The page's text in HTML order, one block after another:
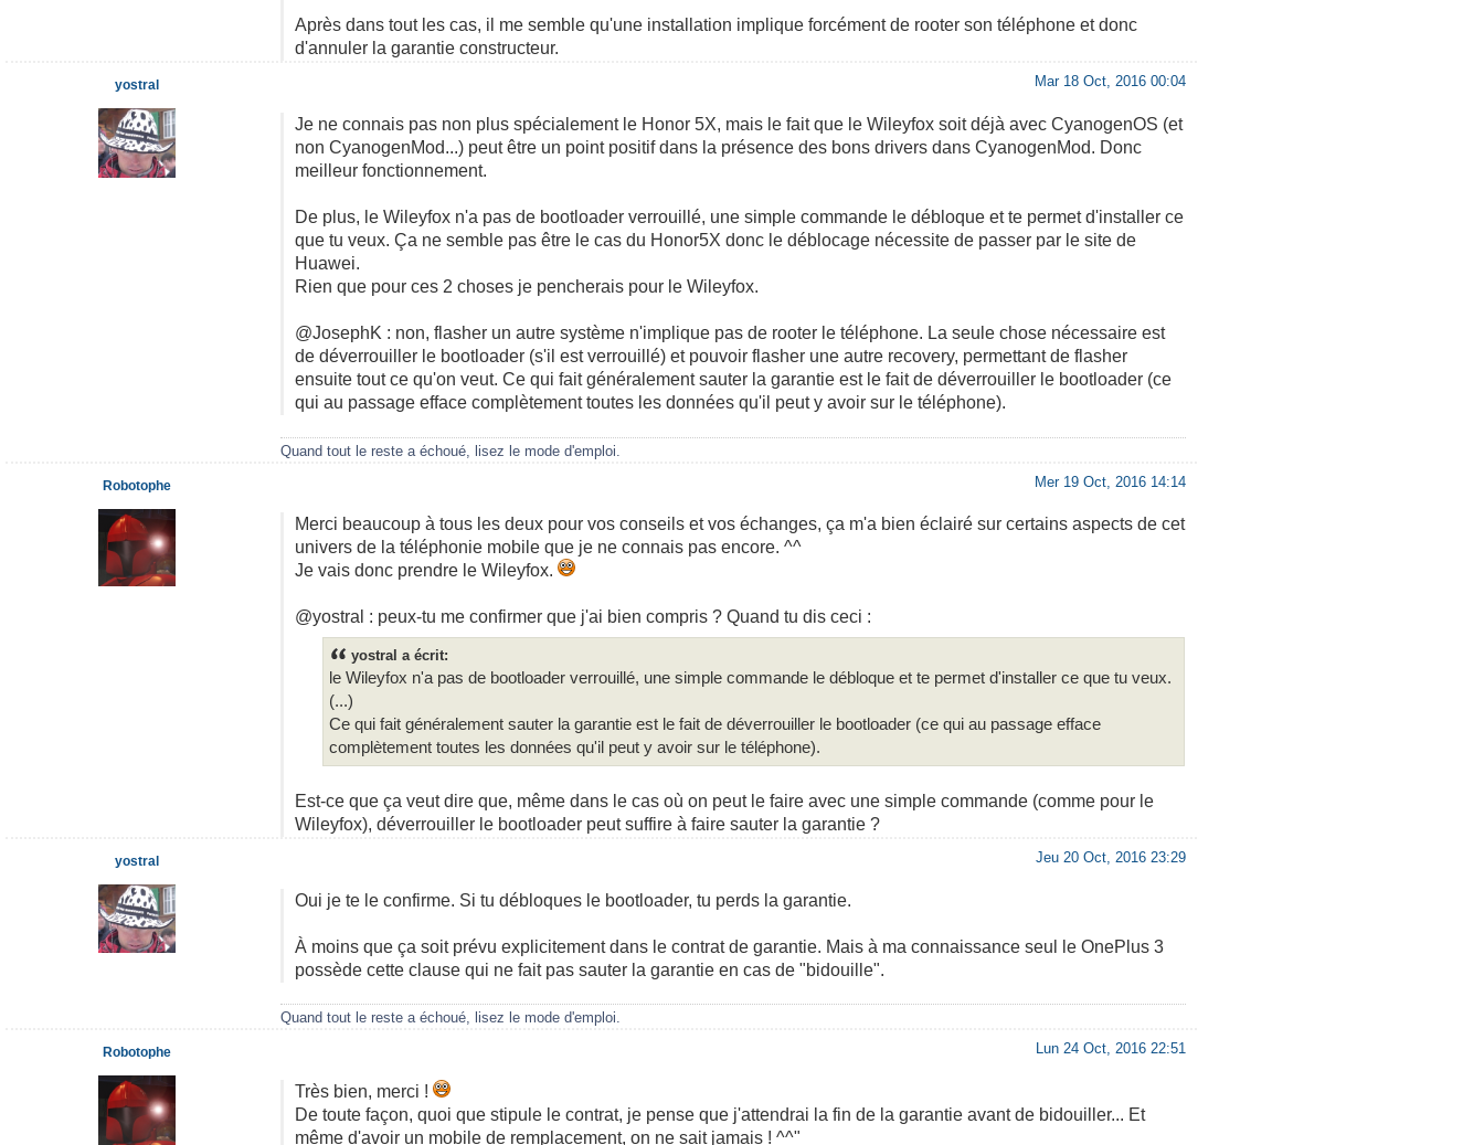
Après dans tout les cas, il me semble qu'une installation implique forcément de rooter son téléphone et donc
d'annuler la garantie constructeur.
Mar 18 Oct, 2016 00:04
Je ne connais pas non plus spécialement le Honor 5X, mais le fait que le Wileyfox soit déjà avec CyanogenOS (et
non CyanogenMod...) peut être un point positif dans la présence des bons drivers dans CyanogenMod. Donc
meilleur fonctionnement.
De plus, le Wileyfox n'a pas de bootloader verrouillé, une simple commande le débloque et te permet d'installer ce
que tu veux. Ça ne semble pas être le cas du Honor5X donc le déblocage nécessite de passer par le site de
Huawei.
Rien que pour ces 2 choses je pencherais pour le Wileyfox.
@JosephK : non, flasher un autre système n'implique pas de rooter le téléphone. La seule chose nécessaire est
de déverrouiller le bootloader (s'il est verrouillé) et pouvoir flasher une autre recovery, permettant de flasher
ensuite tout ce qu'on veut. Ce qui fait généralement sauter la garantie est le fait de déverrouiller le bootloader (ce
qui au passage efface complètement toutes les données qu'il peut y avoir sur le téléphone).
Quand tout le reste a échoué, lisez le mode d'emploi.
yostral
Mer 19 Oct, 2016 14:14
Merci beaucoup à tous les deux pour vos conseils et vos échanges, ça m'a bien éclairé sur certains aspects de cet
univers de la téléphonie mobile que je ne connais pas encore. ^^
Je vais donc prendre le Wileyfox.
@yostral : peux-tu me confirmer que j'ai bien compris ? Quand tu dis ceci :
yostral a écrit:
le Wileyfox n'a pas de bootloader verrouillé, une simple commande le débloque et te permet d'installer ce que tu veux.
(...)
Ce qui fait généralement sauter la garantie est le fait de déverrouiller le bootloader (ce qui au passage efface
complètement toutes les données qu'il peut y avoir sur le téléphone).
Est-ce que ça veut dire que, même dans le cas où on peut le faire avec une simple commande (comme pour le
Wileyfox), déverrouiller le bootloader peut suffire à faire sauter la garantie ?
Robotophe
Jeu 20 Oct, 2016 23:29
Oui je te le confirme. Si tu débloques le bootloader, tu perds la garantie.
À moins que ça soit prévu explicitement dans le contrat de garantie. Mais à ma connaissance seul le OnePlus 3
possède cette clause qui ne fait pas sauter la garantie en cas de "bidouille".
Quand tout le reste a échoué, lisez le mode d'emploi.
yostral
Lun 24 Oct, 2016 22:51
Très bien, merci !
De toute façon, quoi que stipule le contrat, je pense que j'attendrai la fin de la garantie avant de bidouiller... Et
même d'avoir un mobile de remplacement, on ne sait jamais ! ^^"
Robotophe